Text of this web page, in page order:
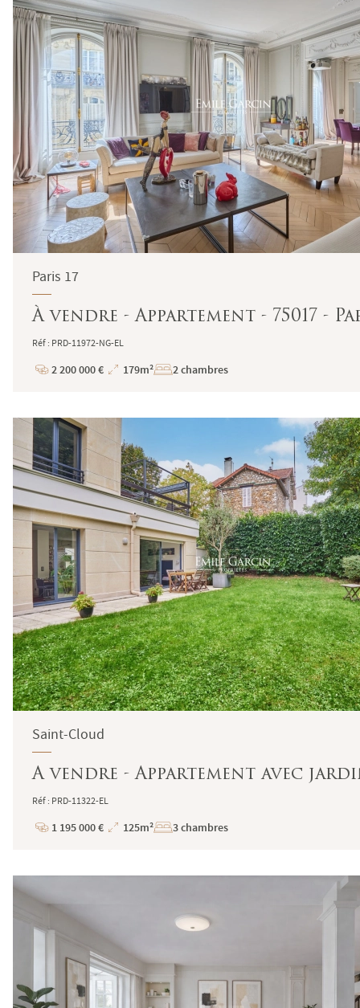
Paris 17
À vendre - Appartement - 75017 -
Réf : PRD-11972-NG-EL
Prix
2 200 000 €
Superficie
179m² 2 chambres
Saint-Cloud
A vendre - Appartement avec
Réf : PRD-11322-EL
Prix
1 195 000 €
Superficie
125m² 3 chambres